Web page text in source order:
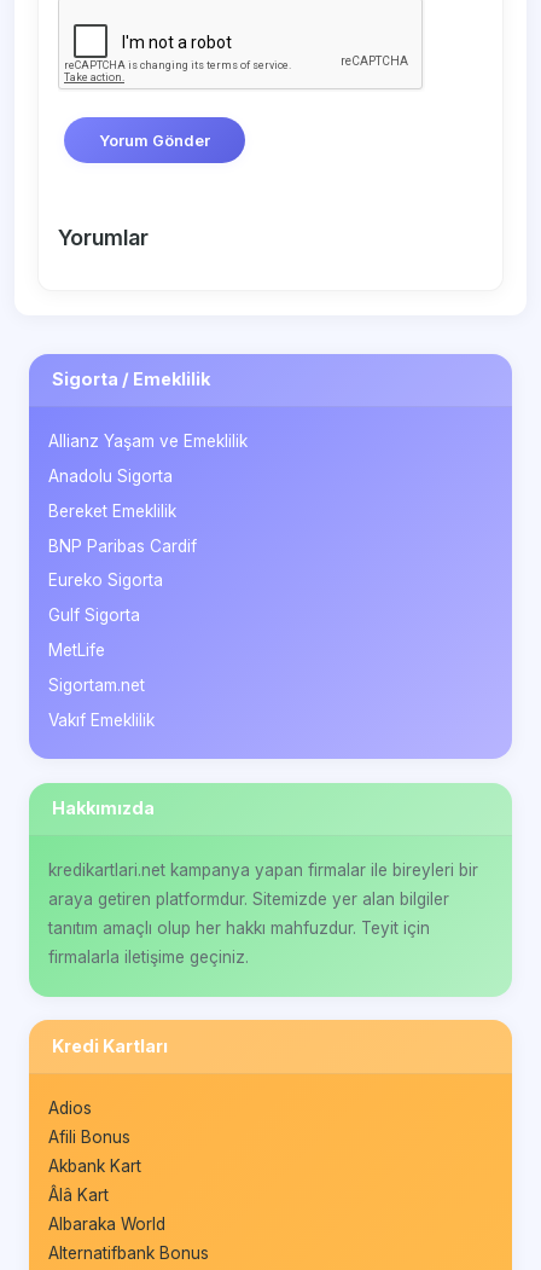
Yorum Gönder
Yorumlar
Sigorta / Emeklilik
Allianz Yaşam ve Emeklilik
Anadolu Sigorta
Bereket Emeklilik
BNP Paribas Cardif
Eureko Sigorta
Gulf Sigorta
MetLife
Sigortam.net
Vakıf Emeklilik
Hakkımızda
kredikartlari.net kampanya yapan firmalar ile bireyleri bir
araya getiren platformdur. Sitemizde yer alan bilgiler
tanıtım amaçlı olup her hakkı mahfuzdur. Teyit için
firmalarla iletişime geçiniz.
Kredi Kartları
Adios
Afili Bonus
Akbank Kart
Âlâ Kart
Albaraka World
Alternatifbank Bonus